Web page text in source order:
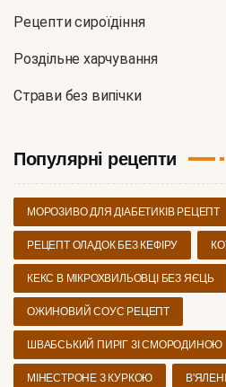
Рецепти сироїдіння
Роздільне харчування
Страви без випічки
Популярні рецепти
МОРОЗИВО ДЛЯ ДІАБЕТИКІВ РЕЦЕПТ
РЕЦЕПТ ОЛАДОК БЕЗ КЕФІРУ
КЕКС В МІКРОХВИЛЬОВЦІ БЕЗ ЯЄЦЬ
ОЖИНОВИЙ СОУС РЕЦЕПТ
ШВАБСЬКИЙ ПИРІГ ЗІ СМОРОДИНОЮ
МІНЕСТРОНЕ З КУРКОЮ